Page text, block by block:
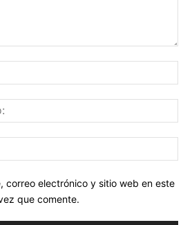
correo electrónico y sitio web en este
que comente.